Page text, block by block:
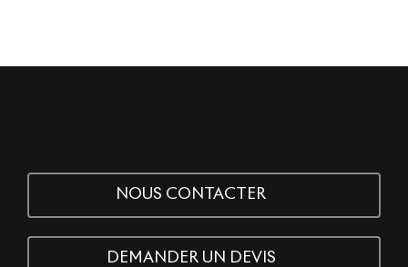
NOUS CONTACTER
DEMANDER UN DEVIS